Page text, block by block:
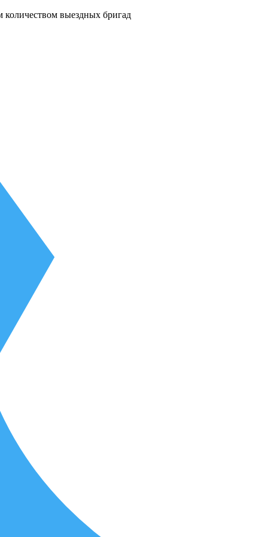
выездных бригад